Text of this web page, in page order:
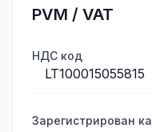
PVM / VAT
НДС код
LT100015055815
Зарегистрирован